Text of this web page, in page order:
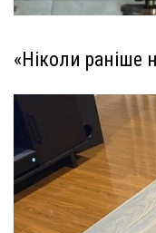
«Ніколи раніше